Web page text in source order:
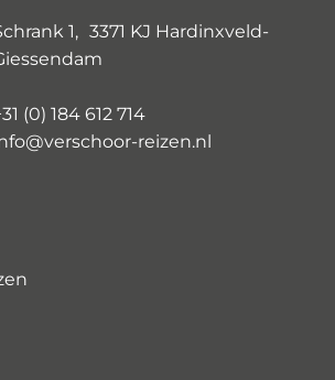
1, 3371 KJ Hardinxveld-
(0) 184 612 714
reizen.nl